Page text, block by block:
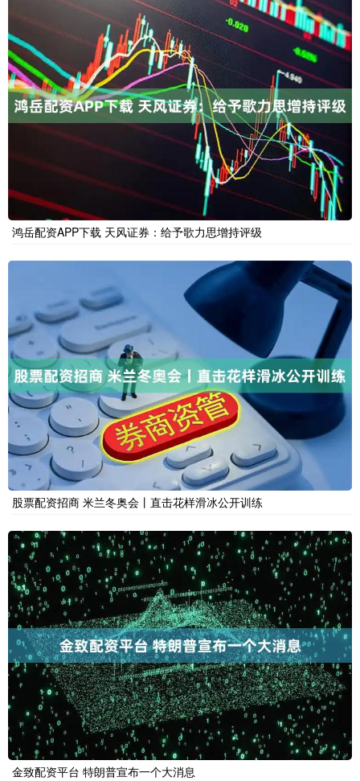
鸿岳配资APP下载 天风证券：给予歌力思增持评级
股票配资招商 米兰冬奥会丨直击花样滑冰公开训练
金致配资平台 特朗普宣布一个大消息